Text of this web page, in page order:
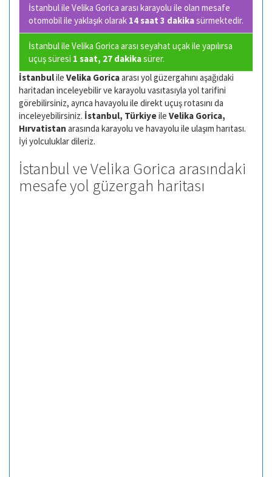
İstanbul ile Velika Gorica arası karayolu ile olan mesafe
otomobil ile yaklaşık olarak 14 saat 3 dakikasürmektedir.
İstanbul ile Velika Gorica arası seyahat uçak ile yapılırsa
uçuş süresi 1 saat, 27 dakikasürer.
İstanbulile Velika Goricaarası yol güzergahını aşağıdaki
haritadan inceleyebilir ve karayolu vasıtasıyla yol tarifini
görebilirsiniz, ayrıca havayolu ile direkt uçuş rotasını da
inceleyebilirsiniz. İstanbul, Türkiyeile Velika Gorica,
Hırvatistan arasında karayolu ve havayolu ile ulaşım harıtası.
İyi yolculuklar dileriz.
İstanbul ve Velika Gorica arasındaki
mesafe yol güzergah haritası